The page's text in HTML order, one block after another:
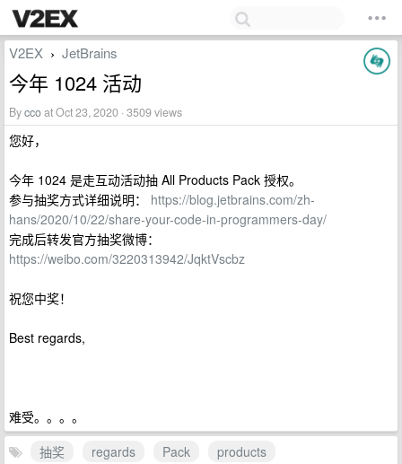
V2EX › JetBrains
今年 1024 活动
Byccoat Oct 23, 2020 · 3509 views
您好，
今年 1024 是走互动活动抽 All Products Pack 授权。
参与抽奖方式详细说明： https://blog.jetbrains.com/zh-
hans/2020/10/22/share-your-code-in-programmers-day/
完成后转发官方抽奖微博：
https://weibo.com/3220313942/JqktVscbz
祝您中奖！
Best regards,
难受。。。。
抽奖
regards Pack
products